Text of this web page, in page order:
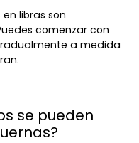
libras son
comenzar con
a medida
se pueden